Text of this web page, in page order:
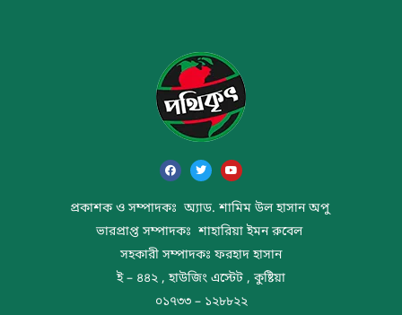
প্রকাশক ও সম্পাদকঃ অ্যাড. শামিম উল হাসান অপু
ভারপ্রাপ্ত সম্পাদকঃ শাহারিয়া ইমন রুবেল
সহকারী সম্পাদকঃ ফরহাদ হাসান
ই – ৪৪২ , হাউজিং এস্টেট , কুষ্টিয়া
০১৭৩৩ – ১২৮৮২২